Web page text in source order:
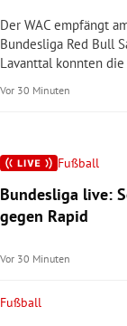
Der WAC empfängt
Bundesliga Red Bull
Lavanttal konnten
Vor 30 Minuten
Fußball
Bundesliga live:
gegen Rapid
Vor 30 Minuten
Fußball